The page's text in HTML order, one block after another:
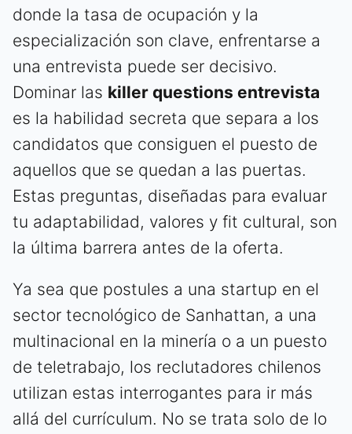
donde la tasa de ocupación y la
especialización son clave, enfrentarse a
una entrevista puede ser decisivo.
Dominar las killer questions entrevista
es la habilidad secreta que separa a los
candidatos que consiguen el puesto de
aquellos que se quedan a las puertas.
Estas preguntas, diseñadas para evaluar
tu adaptabilidad, valores y fit cultural, son
la última barrera antes de la oferta.
Ya sea que postules a una startup en el
sector tecnológico de Sanhattan, a una
multinacional en la minería o a un puesto
de teletrabajo, los reclutadores chilenos
utilizan estas interrogantes para ir más
allá del currículum. No se trata solo de lo